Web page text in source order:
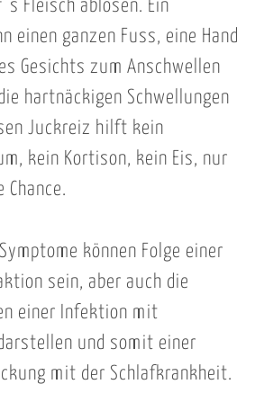
Fleisch ablösen. Ein
einen ganzen Fuss, eine Hand
Gesichts zum Anschwellen
hartnäckigen Schwellungen
Juckreiz hilft kein
kein Kortison, kein Eis, nur
können Folge einer
sein, aber auch die
einer Infektion mit
darstellen und somit einer
mit der Schlafkrankheit.